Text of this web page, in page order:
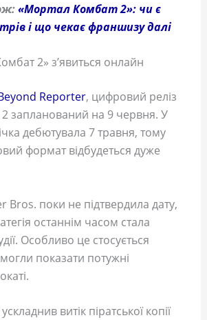
«Мортал Комбат 2»: чи є
і що чекає франшизу далі
2» з’явиться онлайн
Reporter, цифровий реліз
запланований на 9 червня. У
дебютувала 7 травня, тому
формат відбудеться дуже
Bros. поки не підтвердила дату,
останнім часом стала
Особливо це стосується
показати потужні
витік піратської копії